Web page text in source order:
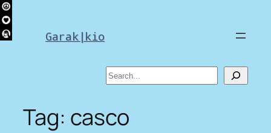
Skip
to
content Garak|kio
Search
Tag: casco